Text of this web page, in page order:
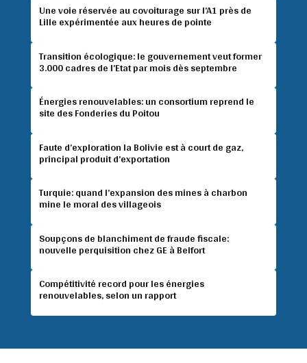
Une voie réservée au covoiturage sur l’A1 près de
Lille expérimentée aux heures de pointe
Transition écologique: le gouvernement veut former
3.000 cadres de l’Etat par mois dès septembre
Énergies renouvelables: un consortium reprend le
site des Fonderies du Poitou
Faute d’exploration la Bolivie est à court de gaz,
principal produit d’exportation
Turquie: quand l’expansion des mines à charbon
mine le moral des villageois
Soupçons de blanchiment de fraude fiscale:
nouvelle perquisition chez GE à Belfort
Compétitivité record pour les énergies
renouvelables, selon un rapport